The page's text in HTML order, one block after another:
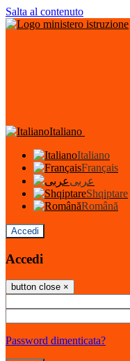
Salta al contenuto
Italiano
Italiano
Français
عربى
Shqiptare
Română
Accedi
Accedi
button close ×
Password dimenticata?